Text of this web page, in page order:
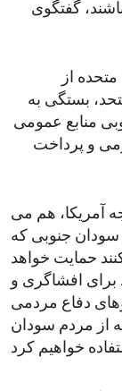
گفتگوی
از
بستگی به
منابع عمومی
و پرداخت
آمریکا، هم می
سودان جنوبی که
حمایت خواهد
برای افشاگری و
دفاع مردمی
از مردم سودان